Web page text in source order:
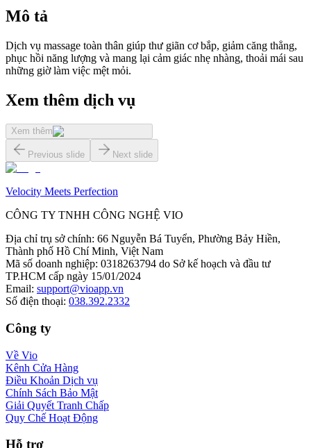
Mô tả
Dịch vụ massage toàn thân giúp thư giãn cơ bắp, giảm căng thẳng,
phục hồi năng lượng và mang lại cảm giác nhẹ nhàng, thoải mái sau
những giờ làm việc mệt mỏi.
Xem thêm dịch vụ
Xem thêm
Previous slide Next slide
Velocity Meets Perfection
CÔNG TY TNHH CÔNG NGHỆ VIO
Địa chỉ trụ sở chính: 66 Nguyễn Bá Tuyển, Phường Bảy Hiền,
Thành phố Hồ Chí Minh, Việt Nam
Mã số doanh nghiệp: 0318263794 do Sở kế hoạch và đầu tư
TP.HCM cấp ngày 15/01/2024
Email: support@vioapp.vn
Số điện thoại: 038.392.2332
Công ty
Về Vio
Kênh Cửa Hàng
Điều Khoản Dịch vụ
Chính Sách Bảo Mật
Giải Quyết Tranh Chấp
Quy Chế Hoạt Động
Hỗ trợ